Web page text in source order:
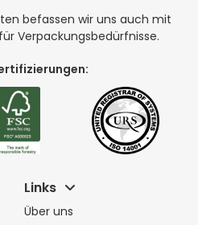
Links
Über uns
befassen wir uns auch mit
Verpackungsbedürfnisse.